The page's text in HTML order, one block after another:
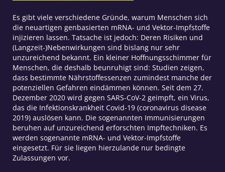
Es gibt viele verschiedene Gründe, warum Menschen sich
die neuartigen genbasierten mRNA- und Vektor-Impfstoffe
injizieren lassen. Tatsache ist jedoch: Deren Risiken und
(Langzeit-)Nebenwirkungen sind bislang nur sehr
unzureichend bekannt. Ein kleiner Hoffnungsschimmer für
Menschen, die deshalb beunruhigt sind: Studien zeigen,
dass bestimmte Nährstoffessenzen zumindest manche der
potenziellen Gefahren eindämmen können. Seit dem 27.
Dezember 2020 wird gegen SARS-CoV-2 geimpft, ein Virus,
das die Infektionskrankheit Covid-19 (coronavirus disease
2019) auslösen kann. Die sogenannten Immunisierungen
beruhen auf unzureichend erforschten Impftechniken. Es
werden sogenannte mRNA- und Vektor-Impfstoffe
eingesetzt. Für sie liegen hierzulande nur bedingte
Zulassungen vor.